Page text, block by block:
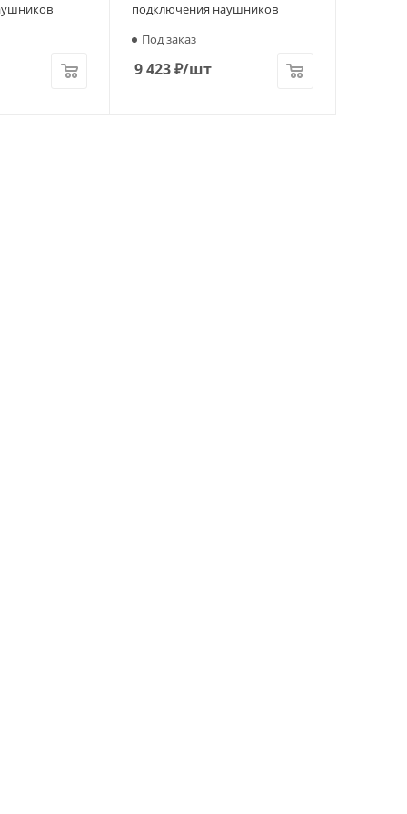
подключения наушников
Под заказ
9 423₽/шт